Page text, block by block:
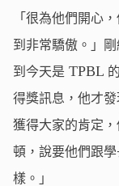
「很為他們開心
到非常驕傲。」
到今天是 TPBL
得獎訊息，他才
獲得大家的肯定
頓，說要他們跟
樣。」